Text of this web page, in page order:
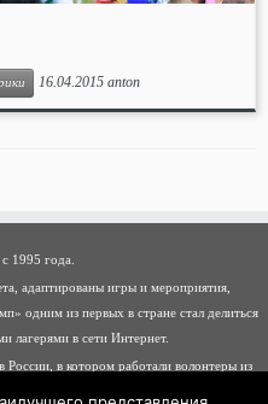
16.04.2015 anton
1995 года.
адаптированы игры и мероприятия,
одним из первых в стране стал делиться
лагерями в сети Интернет.
в котором работали волонтеры из